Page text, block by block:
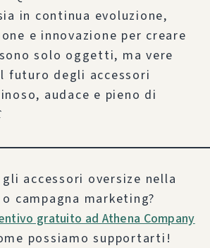
in continua evoluzione,
e innovazione per creare
solo oggetti, ma vere
futuro degli accessori
audace e pieno di
accessori oversize nella
campagna marketing?
gratuito ad Athena Company
possiamo supportarti!